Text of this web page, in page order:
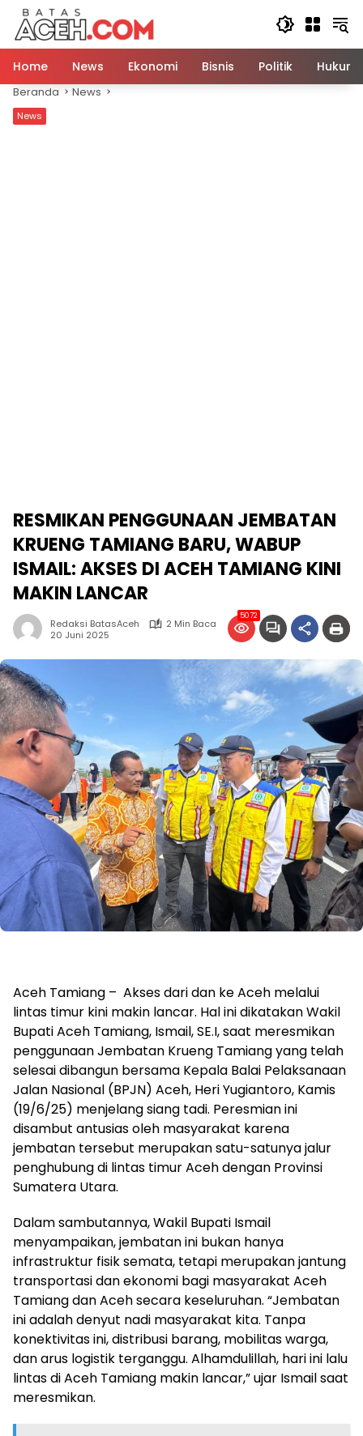
Langsung
konten
Home
News Ekonomi Bisnis Politik Hukum
Beranda News
News
RESMIKAN PENGGUNAAN JEMBATAN
KRUENG TAMIANG BARU, WABUP
ISMAIL: AKSES DI ACEH TAMIANG KINI
MAKIN LANCAR
Redaksi BatasAceh
2 Min Baca
20 Juni 2025
5072
Aceh Tamiang – Akses dari dan ke Aceh melalui
lintas timur kini makin lancar. Hal ini dikatakan Wakil
Bupati Aceh Tamiang, Ismail, SE.I, saat meresmikan
penggunaan Jembatan Krueng Tamiang yang telah
selesai dibangun bersama Kepala Balai Pelaksanaan
Jalan Nasional (BPJN) Aceh, Heri Yugiantoro, Kamis
(19/6/25) menjelang siang tadi. Peresmian ini
disambut antusias oleh masyarakat karena
jembatan tersebut merupakan satu-satunya jalur
penghubung di lintas timur Aceh dengan Provinsi
Sumatera Utara.
Dalam sambutannya, Wakil Bupati Ismail
menyampaikan, jembatan ini bukan hanya
infrastruktur fisik semata, tetapi merupakan jantung
transportasi dan ekonomi bagi masyarakat Aceh
Tamiang dan Aceh secara keseluruhan. “Jembatan
ini adalah denyut nadi masyarakat kita. Tanpa
konektivitas ini, distribusi barang, mobilitas warga,
dan arus logistik terganggu. Alhamdulillah, hari ini lalu
lintas di Aceh Tamiang makin lancar,” ujar Ismail saat
meresmikan.